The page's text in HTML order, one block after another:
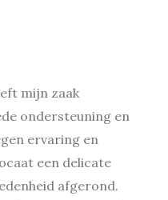
mijn zaak
ondersteuning en
ervaring en
een delicate
afgerond.